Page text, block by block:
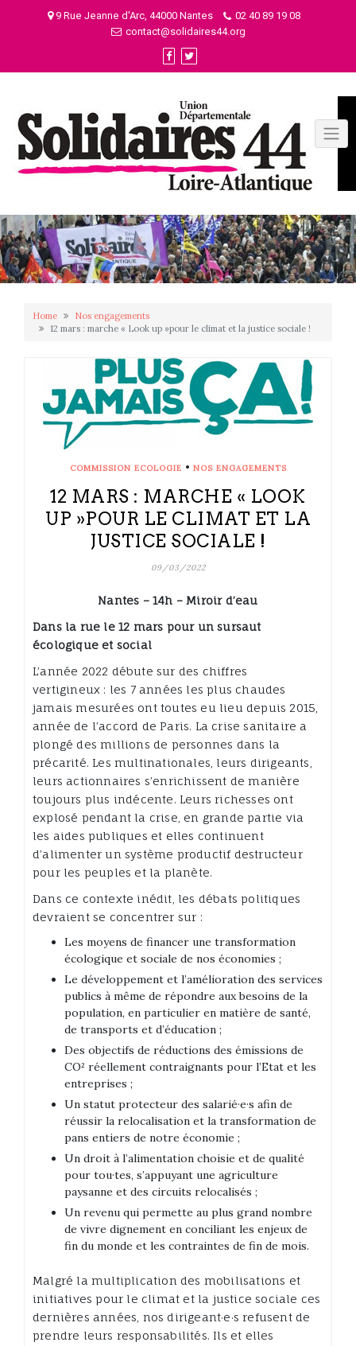
9 Rue Jeanne d'Arc, 44000 Nantes
02 40 89 19 08
contact@solidaires44.org
Home
Nos engagements
12 mars : marche « Look up »pour le climat et la justice sociale !
COMMISSION ECOLOGIE • NOS ENGAGEMENTS
12 MARS : MARCHE « LOOK
UP »POUR LE CLIMAT ET LA
JUSTICE SOCIALE !
09/03/2022
Nantes – 14h – Miroir d’eau
Dans la rue le 12 mars pour un sursaut
écologique et social
L’année 2022 débute sur des chiffres
vertigineux : les 7 années les plus chaudes
jamais mesurées ont toutes eu lieu depuis 2015,
année de l’accord de Paris. La crise sanitaire a
plongé des millions de personnes dans la
précarité. Les multinationales, leurs dirigeants,
leurs actionnaires s’enrichissent de manière
toujours plus indécente. Leurs richesses ont
explosé pendant la crise, en grande partie via
les aides publiques et elles continuent
d’alimenter un système productif destructeur
pour les peuples et la planète.
Dans ce contexte inédit, les débats politiques
devraient se concentrer sur :
Les moyens de financer une transformation
écologique et sociale de nos économies ;
Le développement et l’amélioration des services
publics à même de répondre aux besoins de la
population, en particulier en matière de santé,
de transports et d’éducation ;
Des objectifs de réductions des émissions de
CO² réellement contraignants pour l’Etat et les
entreprises ;
Un statut protecteur des salarié·e·s afin de
réussir la relocalisation et la transformation de
pans entiers de notre économie ;
Un droit à l’alimentation choisie et de qualité
pour tou·tes, s’appuyant une agriculture
paysanne et des circuits relocalisés ;
Un revenu qui permette au plus grand nombre
de vivre dignement en conciliant les enjeux de
fin du monde et les contraintes de fin de mois.
Malgré la multiplication des mobilisations et
initiatives pour le climat et la justice sociale ces
dernières années, nos dirigeant·e·s refusent de
prendre leurs responsabilités. Ils et elles